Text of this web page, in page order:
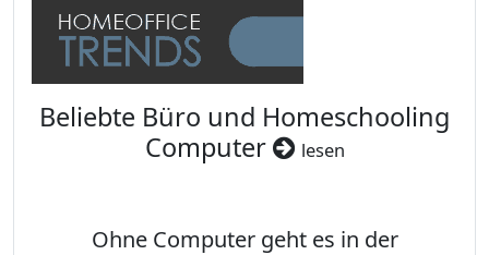
Beliebte Büro und Homeschooling
Computer
lesen
Ohne Computer geht es in der